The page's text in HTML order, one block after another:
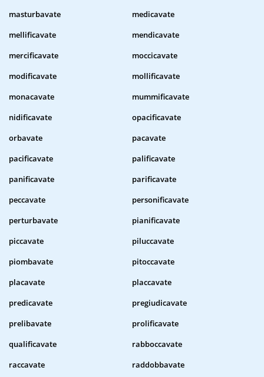
masturbavate
medicavate
mellificavate
mendicavate
mercificavate
moccicavate
modificavate
mollificavate
monacavate
mummificavate
nidificavate
opacificavate
orbavate
pacavate
pacificavate
palificavate
panificavate
parificavate
peccavate
personificavate
perturbavate
pianificavate
piccavate
piluccavate
piombavate
pitoccavate
placavate
placcavate
predicavate
pregiudicavate
prelibavate
prolificavate
qualificavate
rabboccavate
raccavate
raddobbavate